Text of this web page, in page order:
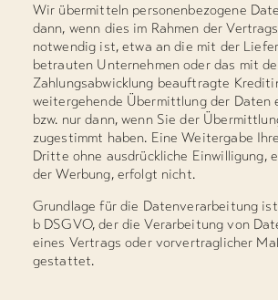
Wir übermitteln personenbezogene
dann, wenn dies im Rahmen der
notwendig ist, etwa an die mit der
betrauten Unternehmen oder das mit
Zahlungsabwicklung beauftragte
weitergehende Übermittlung der Daten
bzw. nur dann, wenn Sie der
zugestimmt haben. Eine Weitergabe
Dritte ohne ausdrückliche Einwilligung,
der Werbung, erfolgt nicht.
Grundlage für die Datenverarbeitung
b DSGVO, der die Verarbeitung von
eines Vertrags oder vorvertraglicher
gestattet.